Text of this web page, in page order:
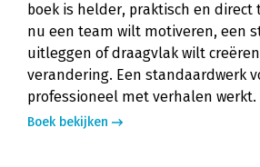
boek is helder, praktisch en direct
nu een team wilt motiveren, een
uitleggen of draagvlak wilt
verandering. Een standaardwerk
professioneel met verhalen werkt.
Boek bekijken